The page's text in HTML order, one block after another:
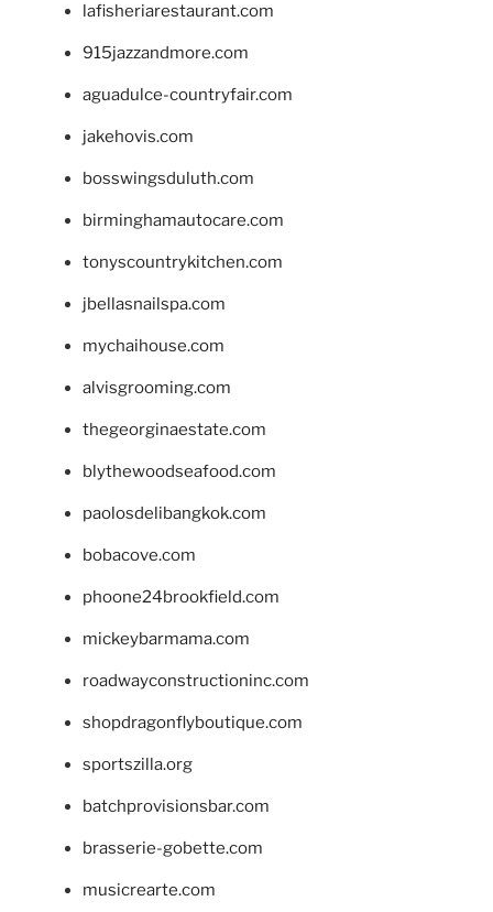
lafisheriarestaurant.com
915jazzandmore.com
aguadulce-countryfair.com
jakehovis.com
bosswingsduluth.com
birminghamautocare.com
tonyscountrykitchen.com
jbellasnailspa.com
mychaihouse.com
alvisgrooming.com
thegeorginaestate.com
blythewoodseafood.com
paolosdelibangkok.com
bobacove.com
phoone24brookfield.com
mickeybarmama.com
roadwayconstructioninc.com
shopdragonflyboutique.com
sportszilla.org
batchprovisionsbar.com
brasserie-gobette.com
musicrearte.com